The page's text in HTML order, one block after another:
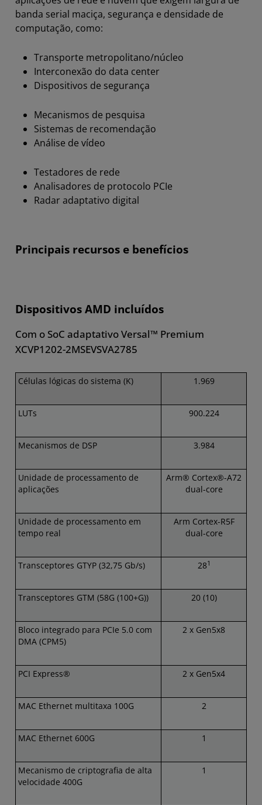
banda serial maciça, segurança e densidade de
computação, como:
Transporte metropolitano/núcleo
Interconexão do data center
Dispositivos de segurança
Mecanismos de pesquisa
Sistemas de recomendação
Análise de vídeo
Testadores de rede
Analisadores de protocolo PCIe
Radar adaptativo digital
Principais recursos e benefícios
Dispositivos AMD incluídos
Com o SoC adaptativo Versal™ Premium
XCVP1202-2MSEVSVA2785
Células lógicas do sistema (K) 1.969
LUTs 900.224
Mecanismos de DSP 3.984
Unidade de processamento de
aplicações
Arm® Cortex®-A72
dual-core
Unidade de processamento em
tempo real
Arm Cortex-R5F
dual-core
Transceptores GTYP (32,75 Gb/s) 281
Transceptores GTM (58G (100+G)) 20 (10)
Bloco integrado para PCIe 5.0 com
DMA (CPM5)
2 x Gen5x8
PCI Express® 2 x Gen5x4
MAC Ethernet multitaxa 100G 2
MAC Ethernet 600G 1
Mecanismo de criptografia de alta
velocidade 400G
1